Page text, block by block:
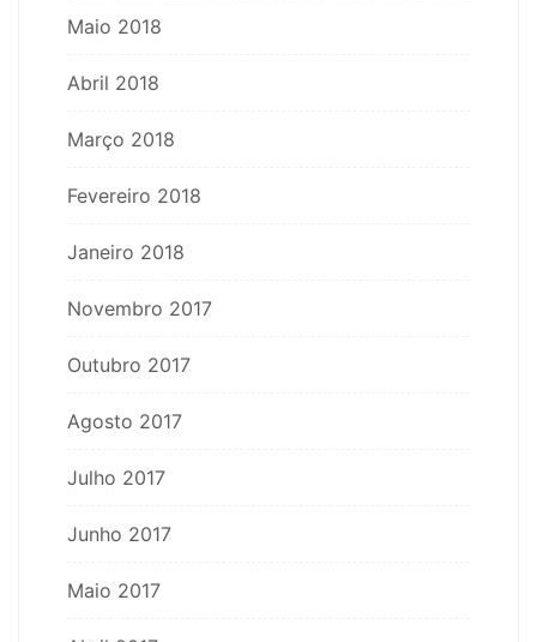
Maio 2018
Abril 2018
Março 2018
Fevereiro 2018
Janeiro 2018
Novembro 2017
Outubro 2017
Agosto 2017
Julho 2017
Junho 2017
Maio 2017